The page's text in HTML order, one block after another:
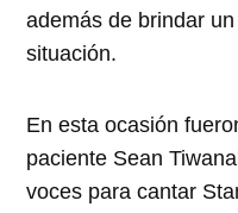
además de brindar
situación.
En esta ocasión
paciente Sean
voces para cantar